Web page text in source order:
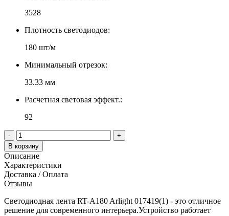
3528
Плотность светодиодов:
180 шт/м
Минимальный отрезок:
33.33 мм
Расчетная световая эффект.:
92
-
+
В корзину
Описание
Характеристики
Доставка / Оплата
Отзывы
Светодиодная лента RT-A180 Arlight 017419(1) - это отличное
решение для современного интерьера.Устройство работает